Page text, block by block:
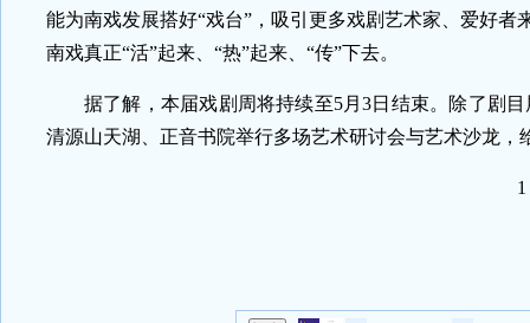
能为南戏发展搭好“戏台”，吸引更多戏剧艺术家、爱好
南戏真正“活”起来、“热”起来、“传”下去。
据了解，本届戏剧周将持续至5月3日结束。除了剧
清源山天湖、正音书院举行多场艺术研讨会与艺术沙龙
1